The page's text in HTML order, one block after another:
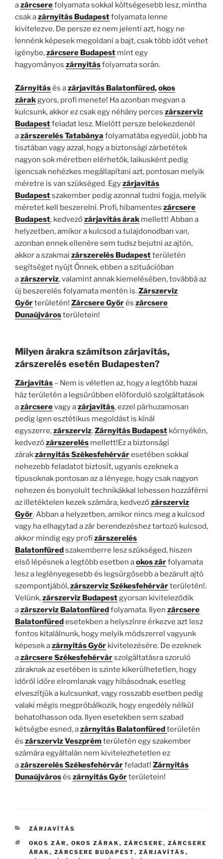
azárcserefolyamata sokkal költségesebb lesz, mintha
csak azárnyitás Budapestfolyamata lenne
kivitelezve. De persze ez nem jelenti azt, hogy ne
lennénk képesek megoldani a bajt, csak több időt vehet
igénybe,zárcsere Budapest mint egy
hagyományos zárnyitásfolyamata során.
Zárnyitásés azárjavítás Balatonfüred,okos
zárakgyors, profi menete! Ha azonban megvan a
kulcsunk, akkor ez csak egy néhány perces zárszerviz
Budapestfeladat lesz. Mielőtt persze belekezdenél
azárszerelés Tatabánya folyamatába egyedül, jobb ha
tisztában vagy azzal, hogy a biztonsági zárbetétek
nagyon sok méretben elérhetők, laikusként pedig
igencsak nehézkes megállapítani azt, pontosan melyik
méretre is van szükséged. Egyzárjavítás
Budapestszakember pedig azonnal tudni fogja, melyik
méretet kell beszerelni. Profi, hibamentes zárcsere
Budapest, kedvezőzárjavítás árak mellett! Abban a
helyzetben, amikor a kulcsod a tulajdonodban van,
azonban ennek ellenére sem tudsz bejutni az ajtón,
akkor a szakmai zárszerelés Budapestterületén
segítséget nyújt Önnek, ebben a szituációban
azárszerviz, valamint annak kiemelésében, továbbá az
új beszerelés folyamata mentén is.Zárszerviz
Győrterületén! Zárcsere Győrés zárcsere
Dunaújvárosterületein!
Milyen árakra számítson zárjavítás,
zárszerelés esetén Budapesten?
Zárjavítás – Nem is véletlen az, hogy a legtöbb hazai
ház területén a legsűrűbben előforduló szolgáltatások
azárcserevagy azárjavítás, ezzel párhuzamosan
pedig igen esztétikus megoldást is kínál
egyszerre,zárszerviz.Zárnyitás Budapest környékén,
kedvezőzárszerelés mellett!Ez a biztonsági
zárakzárnyitás Székesfehérváresetében sokkal
nehezebb feladatot biztosít, ugyanis ezeknek a
típusoknak pontosan az a lényege, hogy csak nagyon
nehezen és bonyolult technikákkal lehessen hozzáférni
az illetéktelen kezek számára, kedvezőzárszerviz
Győr. Abban a helyzetben, amikor nincs meg a kulcsod
vagy ha elhagytad a zár berendezéshez tartozó kulcsod,
akkor mindig egy profizárszerelés
Balatonfüredszakemberre lesz szükséged, hiszen
első lépésnek a legtöbb esetben aokos zárfolyamata
lesz a leglényegesebb és legsürgősebb a bezárult ajtó
szempontjából,zárszerviz Székesfehérvárterületén!.
Velünk,zárszerviz Budapestgyorsan kiviteleződik
azárszerviz Balatonfüredfolyamata. Ilyen zárcsere
Balatonfüredesetekben a helyszínre érkezve azt lesz
fontos kitalálnunk, hogy melyik módszerrel vagyunk
képesek azárnyitás Győr kivitelezésére. De ezeknek
azárcsere Székesfehérvárszolgáltatásra szoruló
záraknak az esetében is szinte kikerülhetetlen, hogy
időről időre elromlanak vagy hibásodnak, esetleg
elveszítjük a kulcsunkat, vagy rosszabb esetben pedig
valaki mégis megpróbálkozik, hogy engedély nélkül
behatolhasson oda. Ilyen esetekben sem szabad
kétségbe esned, azárnyitás Balatonfüredterületén
és zárszerviz Veszprémterületén egy szakember
számára egyáltalán nem kivitelezhetetlen ez
azárszerelés Székesfehérvárfeladat! Zárnyitás
Dunaújvárosés zárnyitás Győrterületein!
KATEGÓRIÁK
ZÁRJAVÍTÁS
CÍMKÉK
OKOS ZÁR , OKOS ZÁRAK , ZÁRCSERE , ZÁRCSERE
ÁRAK , ZÁRCSERE BUDAPEST, ZÁRJAVÍTÁS ,